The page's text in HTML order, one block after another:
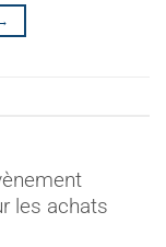
les achats